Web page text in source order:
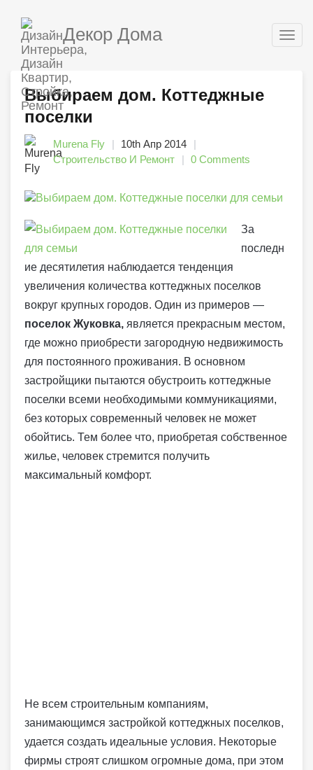
Декор Дома
Выбираем дом. Коттеджные
поселки
Murena Fly
10th Апр 2014
Строительство И Ремонт
0 Comments
За
последн
ие десятилетия наблюдается тенденция
увеличения количества коттеджных поселков
вокруг крупных городов. Один из примеров —
поселок Жуковка, является прекрасным местом,
где можно приобрести загородную недвижимость
для постоянного проживания. В основном
застройщики пытаются обустроить коттеджные
поселки всеми необходимыми коммуникациями,
без которых современный человек не может
обойтись. Тем более что, приобретая собственное
жилье, человек стремится получить
максимальный комфорт.
Не всем строительным компаниям,
занимающимся застройкой коттеджных поселков,
удается создать идеальные условия. Некоторые
фирмы строят слишком огромные дома, при этом